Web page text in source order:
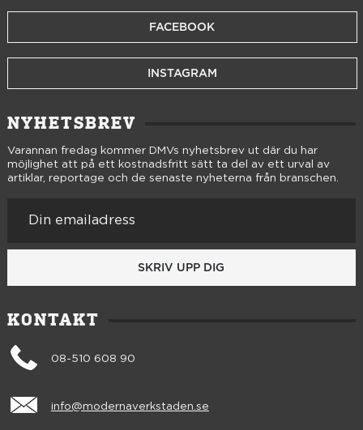
FACEBOOK
INSTAGRAM
NYHETSBREV
Varannan fredag kommer DMVs nyhetsbrev ut där du har
möjlighet att på ett kostnadsfritt sätt ta del av ett urval av
artiklar, reportage och de senaste nyheterna från branschen.
SKRIV UPP DIG
KONTAKT
08-510 608 90
info@modernaverkstaden.se